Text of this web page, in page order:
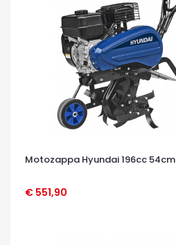
Motozappa Hyundai 196cc 54cm
€ 551,90
OCCHIATA VELOCE